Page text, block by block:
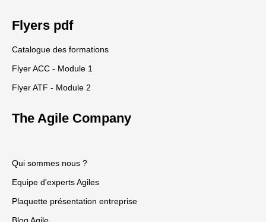
Flyers pdf
Catalogue des formations
Flyer ACC - Module 1
Flyer ATF - Module 2
The Agile Company
Qui sommes nous ?
Equipe d'experts Agiles
Plaquette présentation entreprise
Blog Agile